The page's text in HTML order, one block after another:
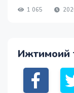
1 065
Ижтимоий